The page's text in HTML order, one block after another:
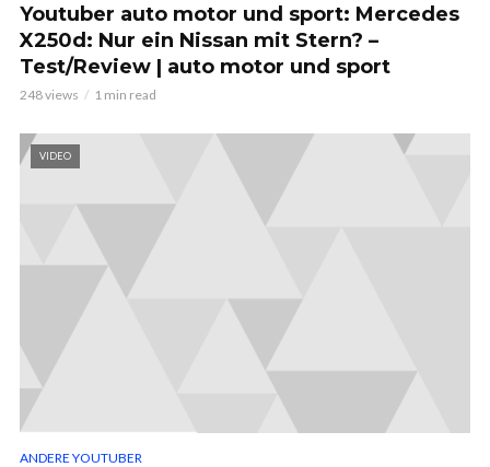
Youtuber auto motor und sport: Mercedes
X250d: Nur ein Nissan mit Stern? –
Test/Review | auto motor und sport
248 views 1 min read
VIDEO
ANDERE YOUTUBER